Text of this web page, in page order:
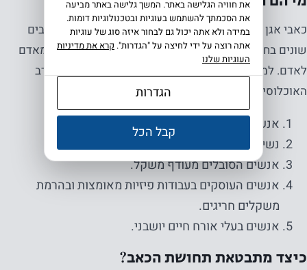
כאבי אגן וגב תחתון עשויות לפקוד אוכלוסיות רבות בשלבים
שונים בחייהם. הגורמים לתחושת כאב זו מרובים ושונים מאדם
לאדם. למרות זאת, שכיחות כאבי אגן וגב תחתון הינה בקרב
האוכלוסיות הבאות.
אנשים מבוגרים. לרוב בגלאי 55 ומעלה.
נשים (במיוחד בהריון ולאחר לידה).
אנשים הסובלים מעודף משקל.
אנשים העוסקים בעבודות פיזיות מאומצות ובהרמת
משקלים חריגים.
אנשים בעלי אורח חיים יושבני.
כיצד מתבטאת תחושת הכאב?
את חוויה הגלישה באתר. המשך גלישה באתר מביעה
את הסכמתך להשתמש בעוגיות ובטכנולוגיות דומות.
במידה ולא אתה יכול גם לבחור איזה סוג של עוגיות
אתה רוצה על ידי לחיצה על "הגדרות". קרא את מדיניות
העוגיות שלנו
הגדרות
קבל הכל